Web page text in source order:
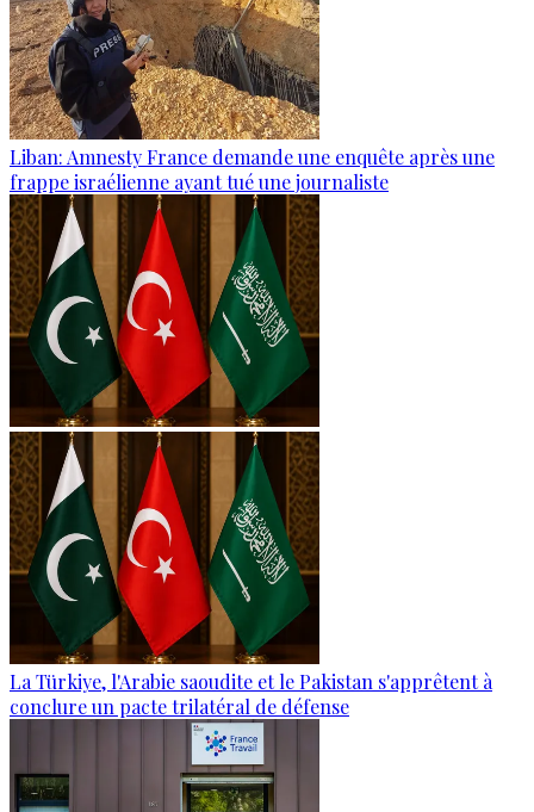
Liban: Amnesty France demande une enquête après une
frappe israélienne ayant tué une journaliste
La Türkiye, l'Arabie saoudite et le Pakistan s'apprêtent à
conclure un pacte trilatéral de défense